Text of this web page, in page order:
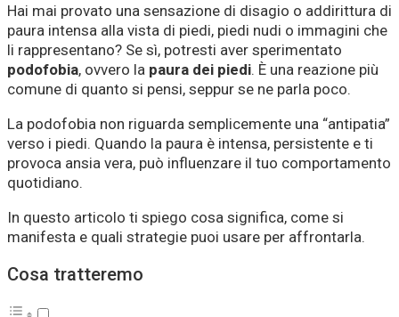
Hai mai provato una sensazione di disagio o addirittura di
paura intensa alla vista di piedi, piedi nudi o immagini che
li rappresentano? Se sì, potresti aver sperimentato
podofobia, ovvero la paura dei piedi. È una reazione più
comune di quanto si pensi, seppur se ne parla poco.
La podofobia non riguarda semplicemente una “antipatia”
verso i piedi. Quando la paura è intensa, persistente e ti
provoca ansia vera, può influenzare il tuo comportamento
quotidiano.
In questo articolo ti spiego cosa significa, come si
manifesta e quali strategie puoi usare per affrontarla.
Cosa tratteremo